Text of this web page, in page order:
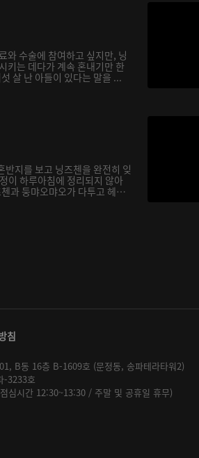
와 수술에 참여하고 싶지만, 닝
키는 데다가 계속 혼내기만 한
살 난 아들이 있다는 말을 ...
반지를 보고 닝즈첸을 완전히 잊
이 하루아침에 정리되지 않아
과 둥먀오먀오가 다투고 헤어
침
B동 16층 B-1609호 (문정동, 송파테라타워2)
-3233호
시간 12:30~13:30 / 주말 및 공휴일 휴무)